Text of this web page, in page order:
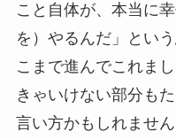
こと自体が、本当に
を）やるんだ」とい
こまで進んでこれま
きゃいけない部分も
言い方かもしれませ